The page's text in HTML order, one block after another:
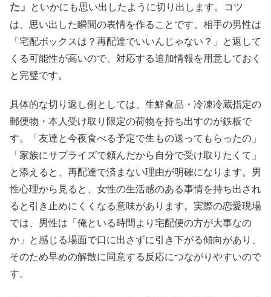
た」
といかにも思い出したように切り出します。コツ
は、思い出した瞬間の表情を作ることです。相手の男性は
「宅配ボックスは？再配達でいいんじゃない？」と返して
くる可能性が高いので、対応する追加情報を用意しておく
と完璧です。
具体的な切り返し例としては、生鮮食品・冷凍冷蔵指定の
郵便物・本人受け取り限定の荷物を持ち出すのが鉄板で
す。「友達と今夜食べる予定で生もの送ってもらったの」
「家族にサプライズで頼んだから自分で受け取りたくて」
と添えると、再配達で済まない理由が明確になります。男
性心理から見ると、女性の生活感のある事情を持ち出され
ると引き止めにくくなる意味があります。実際の恋愛現場
では、男性は「俺といる時間より宅配便の方が大事なの
か」と感じる場面で口に出さずに引き下がる傾向があり、
そのため早めの解散に同意する反応につながりやすいので
す。